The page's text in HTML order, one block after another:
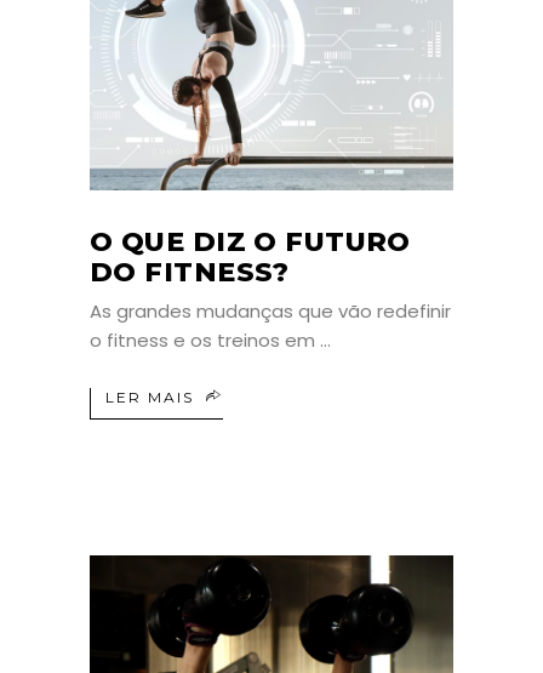
O QUE DIZ O FUTURO
DO FITNESS?
As grandes mudanças que vão redefinir
o fitness e os treinos em
LER MAIS